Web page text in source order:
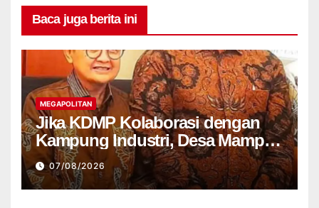
Baca juga berita ini
MEGAPOLITAN
Jika KDMP Kolaborasi dengan
Kampung Industri, Desa Mampu
Jadi Pusat Perekonomian Baru
07/08/2026